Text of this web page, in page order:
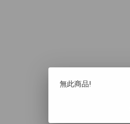
無此商品!